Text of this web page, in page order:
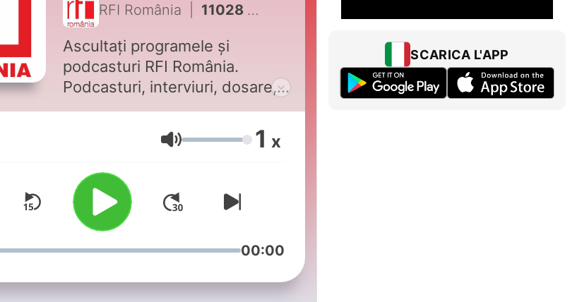
RFI România 11028 - Negocieri om cu om în preziua moțiunii de cenzură
Ascultați programele și
podcasturi RFI România.
Podcasturi, interviuri, dosare,
invitați - RFI
Volume 1 x
00:00
SCARICA L'APP